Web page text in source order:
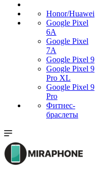
Honor/Huawei
Google Pixel
6A
Google Pixel
7А
Google Pixel 9
Google Pixel 9
Pro XL
Google Pixel 9
Pro
Фитнес-
браслеты